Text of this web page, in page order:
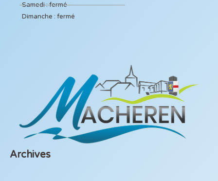
Samedi : fermé
Dimanche : fermé
Archives